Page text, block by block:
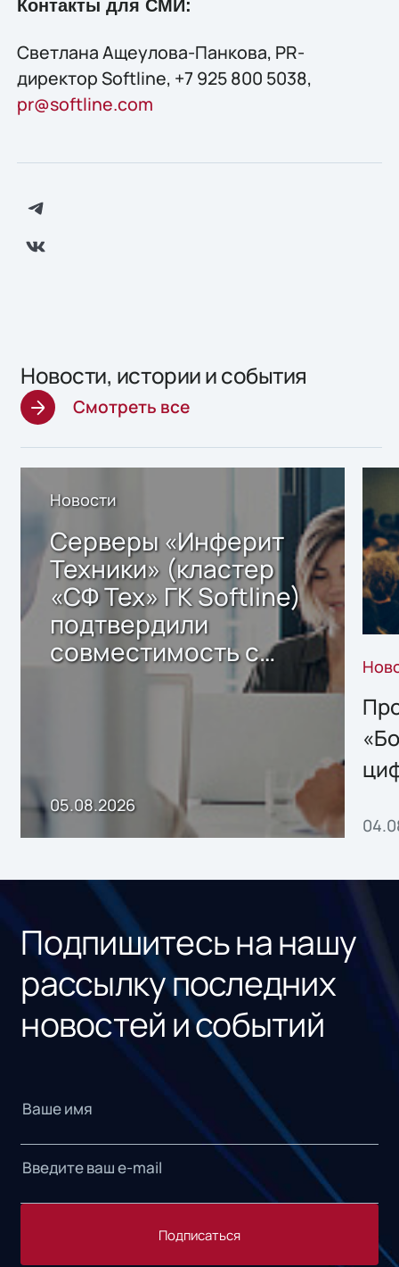
Контакты для СМИ:
Светлана Ащеулова-Панкова, PR-
директор Softline, +7 925 800 5038,
pr@softline.com
Новости, истории и события
Смотреть все
Новости
Серверы «Инферит
Техники» (кластер
«СФ Тех» ГК Softline)
подтвердили
совместимость с
решением Sharx
05.08.2026
Подпишитесь на нашу
рассылку последних
новостей и событий
Подписаться